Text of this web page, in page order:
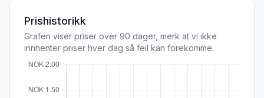
Prishistorikk
Grafen viser priser over 90 dager, merk at vi ikke
innhenter priser hver dag så feil kan forekomme.